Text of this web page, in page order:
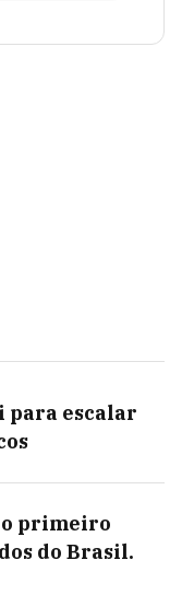
para escalar
o primeiro
do Brasil.